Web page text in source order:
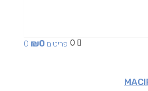
0 0 פריטים ₪0
MAC